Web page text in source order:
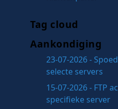
Tag cloud
Aankondiging
23-07-2026 -
selecte servers
15-07-2026 - FTP
specifieke server